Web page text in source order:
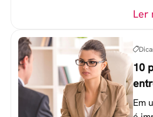
o
Ler
10
Em